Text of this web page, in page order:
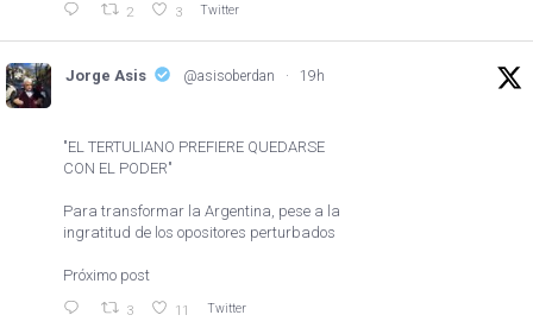
2 3 Twitter
Jorge Asis @asisoberdan · 19h
"EL TERTULIANO PREFIERE QUEDARSE
CON EL PODER"
Para transformar la Argentina, pese a la
ingratitud de los opositores perturbados
Próximo post
3 11 Twitter